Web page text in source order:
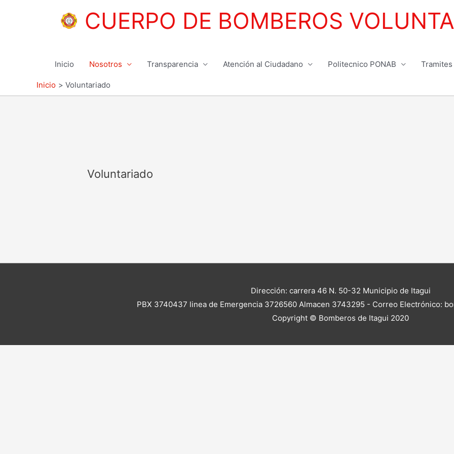
CUERPO DE BOMBEROS
Inicio Nosotros Transparencia Atención al Ciudadano Politecnico PONAB
Inicio Voluntariado
Voluntariado
Dirección: carrera 46 N. 50-32 Municipio de Itagui
PBX 3740437 linea de Emergencia 3726560 Almacen 3743295 - Correo Electrónico:
Copyright © Bomberos de Itagui 2020